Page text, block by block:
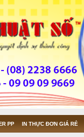
PP IN THỰC ĐƠN GIÁ RẺ